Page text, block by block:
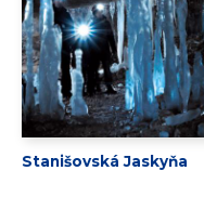
Stanišovská Jaskyňa